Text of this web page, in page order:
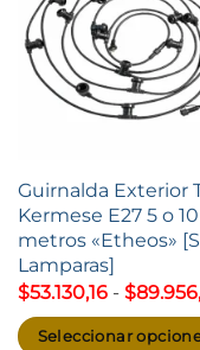
Guirnalda Exterior
Kermese E27 5 o 10
metros «Etheos»
Lamparas]
$53.130,16 - $
Seleccionar